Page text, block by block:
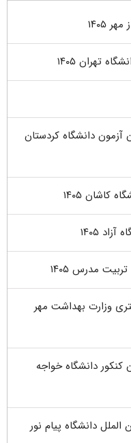
۱۴۰۵
تهران ۱۴۰۵
آزمون دانشگاه کردستان
۱۴۰۵
۱۴۰۵
مدرس ۱۴۰۵
وزارت بهداشت مهر
کنکور دانشگاه خواجه
دانشگاه پیام نور